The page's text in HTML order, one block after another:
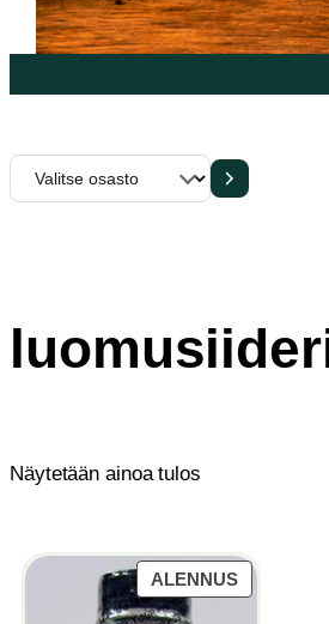
Valitse
osasto
Näytetään ainoa tulos
ALENNUSTUOTE